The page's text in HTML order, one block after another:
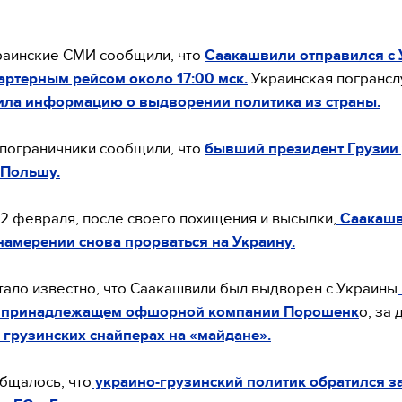
СМИ сообщили, что Саакашвили отправился с
рейсом около 17:00 мск. Украинская
информацию о выдворении политика из страны.
сообщили, что бывший президент
февраля, после своего похищения и высылки,
снова прорваться на Украину.
известно, что Саакашвили был выдворен с Украины
принадлежащем офшорной компании Порошенко, за
снайперах на «майдане».
что украино-грузинский политик обратился